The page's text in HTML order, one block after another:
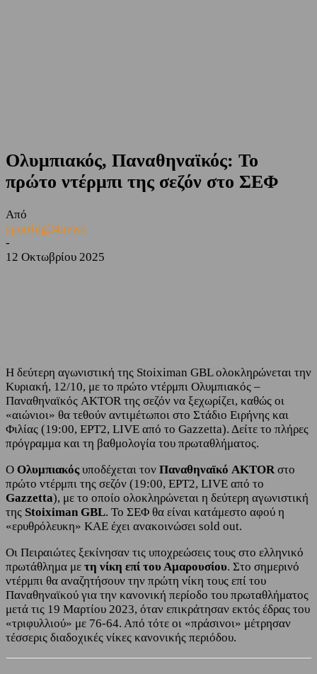
Ολυμπιακός, Παναθηναϊκός: Το
πρώτο ντέρμπι της σεζόν στο ΣΕΦ
Από
sporting24news
-
12 Οκτωβρίου 2025
Η δεύτερη αγωνιστική της Stoiximan GBL ολοκληρώνεται την
Κυριακή, 12/10, με το πρώτο ντέρμπι Ολυμπιακός –
Παναθηναϊκός AKTOR της σεζόν να ξεχωρίζει, καθώς οι
«αιώνιοι» θα τεθούν αντιμέτωποι στο Στάδιο Ειρήνης και
Φιλίας (19:00, ΕΡΤ2, LIVE από το Gazzetta). Δείτε το πλήρες
πρόγραμμα και τη βαθμολογία του πρωταθλήματος.
Ο Ολυμπιακός υποδέχεται τον Παναθηναϊκό AKTORστο
πρώτο ντέρμπι της σεζόν (19:00, ΕΡΤ2, LIVE από το
Gazzetta), με το οποίο ολοκληρώνεται η δεύτερη αγωνιστική
της Stoiximan GBL. Το ΣΕΦ θα είναι κατάμεστο αφού η
«ερυθρόλευκη» ΚΑΕ έχει ανακοινώσει sold out.
Οι Πειραιώτες ξεκίνησαν τις υποχρεώσεις τους στο ελληνικό
πρωτάθλημα με τη νίκη επί του Αμαρουσίου. Στο σημερινό
ντέρμπι θα αναζητήσουν την πρώτη νίκη τους επί του
Παναθηναϊκού για την κανονική περίοδο του πρωταθλήματος
μετά τις 19 Μαρτίου 2023, όταν επικράτησαν εκτός έδρας του
«τριφυλλιού» με 76-64. Από τότε οι «πράσινοι» μέτρησαν
τέσσερις διαδοχικές νίκες κανονικής περιόδου.